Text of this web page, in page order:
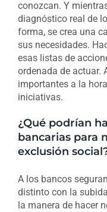
conozcan. Y
diagnóstico real de
forma, se crea una
sus necesidades.
esas listas de
ordenada de actuar.
importantes a la
iniciativas.
¿Qué podrían
bancarias para
exclusión
A los bancos
distinto con la
la manera de hacer